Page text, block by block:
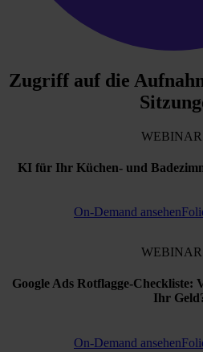
Zugriff auf die
WEBINAR
KI für Ihr Küchen- und
On-Demand ansehen
WEBINAR
Google Ads Rotflagge-Checkliste:
Ihr
On-Demand ansehen